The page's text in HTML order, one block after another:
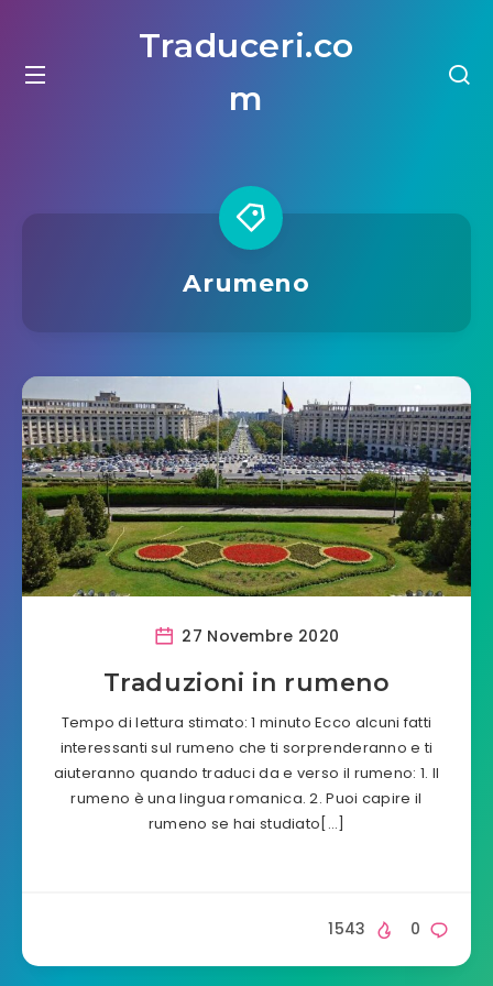
Traduceri.co
m
Arumeno
27 Novembre 2020
Traduzioni in rumeno
Tempo di lettura stimato: 1 minuto Ecco alcuni fatti
interessanti sul rumeno che ti sorprenderanno e ti
aiuteranno quando traduci da e verso il rumeno: 1. Il
rumeno è una lingua romanica. 2. Puoi capire il
rumeno se hai studiato[…]
0
1543